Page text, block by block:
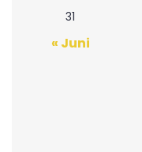
31
« Juni